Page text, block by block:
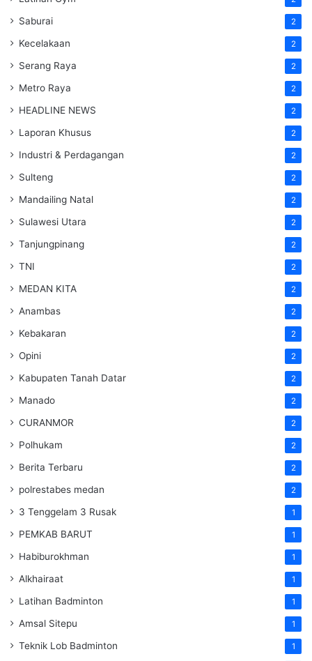
Saburai 2
Kecelakaan 2
Serang Raya 2
Metro Raya 2
HEADLINE NEWS 2
Laporan Khusus 2
Industri & Perdagangan 2
Sulteng 2
Mandailing Natal 2
Sulawesi Utara 2
Tanjungpinang 2
TNI 2
MEDAN KITA 2
Anambas 2
Kebakaran 2
Opini 2
Kabupaten Tanah Datar 2
Manado 2
CURANMOR 2
Polhukam 2
Berita Terbaru 2
polrestabes medan 2
3 Tenggelam 3 Rusak 1
PEMKAB BARUT 1
Habiburokhman 1
Alkhairaat 1
Latihan Badminton 1
Amsal Sitepu 1
Teknik Lob Badminton 1